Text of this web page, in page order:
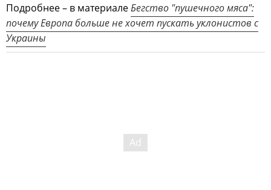
Подробнее – в материалеБегство "пушечного мяса":
почему Европа больше не хочет пускать уклонистов с
Украины